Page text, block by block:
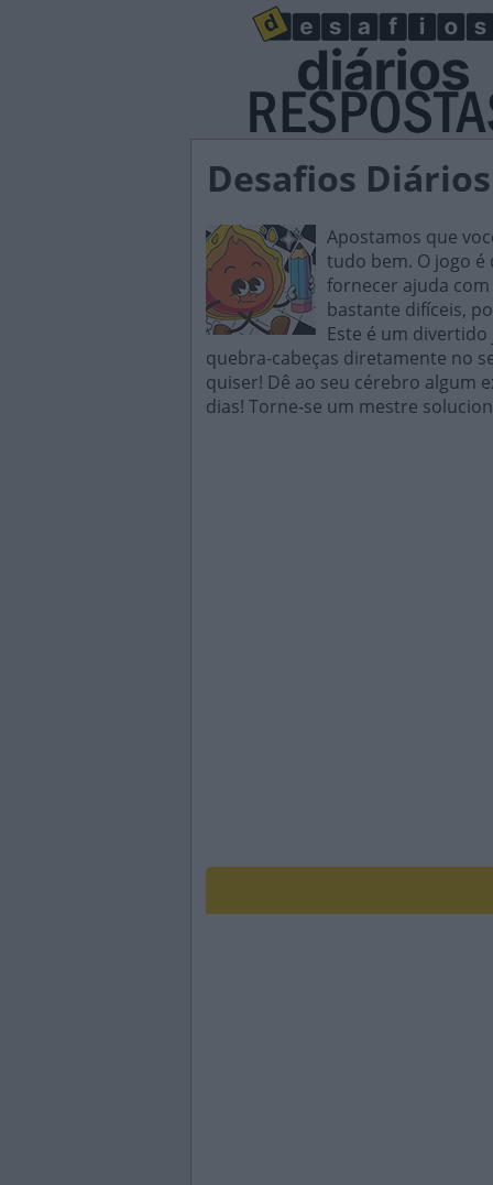
Desafios
Apostamos que
tudo bem. O jogo é
fornecer ajuda com
bastante difíceis,
Este é um
quebra-cabeças diretamente no
quiser! Dê ao seu cérebro algum
dias! Torne-se um mestre